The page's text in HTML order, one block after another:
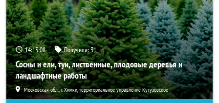
14:13:07 Получили:31
Сосны и ели, туи, лиственные, плодовые деревья и
ландшафтные работы
Московская обл., г. Химки, территориальное управление Кутузовское